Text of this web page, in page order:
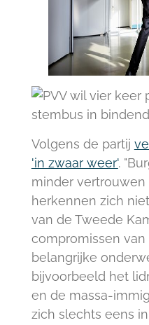
Volgens de partij
'in zwaar weer'.
minder
herkennen zich
van de Tweede
compromissen
belangrijke
bijvoorbeeld het
en de massa-
zich slechts eens